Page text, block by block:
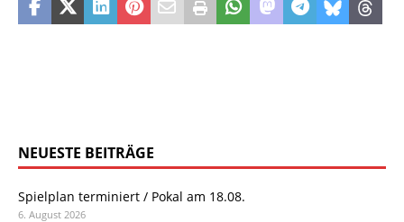
NEUESTE BEITRÄGE
Spielplan terminiert / Pokal am 18.08.
6. August 2026